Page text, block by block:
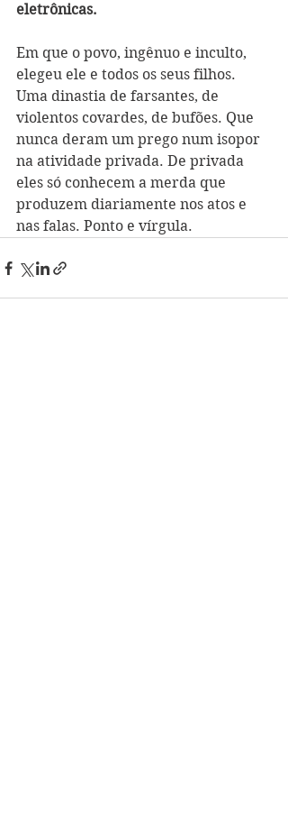
eletrônicas.
Em que o povo, ingênuo e inculto,
elegeu ele e todos os seus filhos.
Uma dinastia de farsantes, de
violentos covardes, de bufões. Que
nunca deram um prego num isopor
na atividade privada. De privada
eles só conhecem a merda que
produzem diariamente nos atos e
nas falas. Ponto e vírgula.